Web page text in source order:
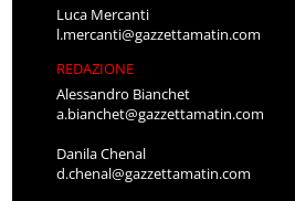
Luca Mercanti
l.mercanti@gazzettamatin.com
REDAZIONE
Alessandro Bianchet
a.bianchet@gazzettamatin.com
Danila Chenal
d.chenal@gazzettamatin.com